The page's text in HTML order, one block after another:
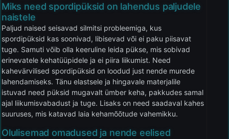
Miks need spordipüksid on lahendus paljudele
naistele
Paljud naised seisavad silmitsi probleemiga, kus
spordipüksid kas soonivad, libisevad või ei paku piisavat
tuge. Samuti võib olla keeruline leida pükse, mis sobivad
erinevatele kehatüüpidele ja ei piira liikumist. Need
kahevärvilised spordipüksid on loodud just nende murede
lahendamiseks. Tänu elastsele ja hingavale materjalile
istuvad need püksid mugavalt ümber keha, pakkudes samal
ajal liikumisvabadust ja tuge. Lisaks on need saadaval kahes
suuruses, mis katavad laia kehamõõtude vahemikku.
Olulisemad omadused ja nende eelised